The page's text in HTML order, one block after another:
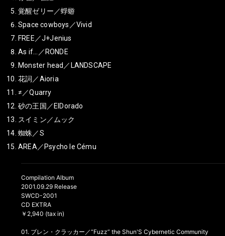
覚醒ゼリー／蜉蝣
Space cowboys／Vivid
FREE／J+Jenius
As if...／RONDE
Monster head／LANDSCAPE
花詞／Aioria
≠／Quarry
砂の王国／ElDorado
スイミン／ムック
蜘蛛／S
AREA／Psycho le Cému
Compilation Album
2001.09.29 Release
SWCD-2001
CD EXTRA
￥2,940 (tax in)
01. ブレン・クラッカー／“Fuzz” the Shun'S Cybernetic Community